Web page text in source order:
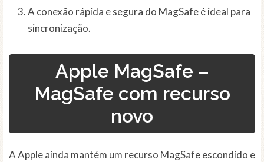
A conexão rápida e segura do MagSafe é ideal para
sincronização.
Apple MagSafe –
MagSafe com recurso
novo
A Apple ainda mantém um recurso MagSafe escondido e